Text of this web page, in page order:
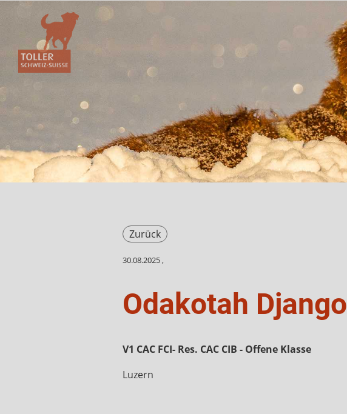
Zurück
30.08.2025,
Odakotah Django
V1 CAC FCI- Res. CAC CIB - Offene Klasse
Luzern